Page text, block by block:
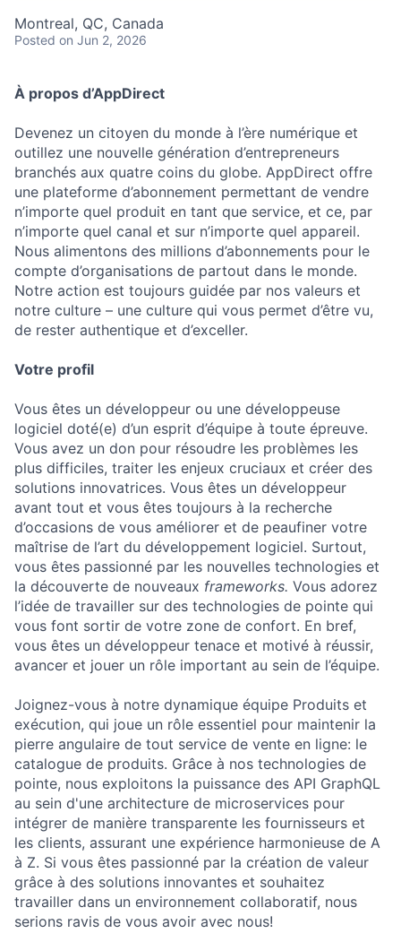
Montreal, QC, Canada
Posted on Jun 2, 2026
À propos d’AppDirect
Devenez un citoyen du monde à l’ère numérique et
outillez une nouvelle génération d’entrepreneurs
branchés aux quatre coins du globe. AppDirect offre
une plateforme d’abonnement permettant de vendre
n’importe quel produit en tant que service, et ce, par
n’importe quel canal et sur n’importe quel appareil.
Nous alimentons des millions d’abonnements pour le
compte d’organisations de partout dans le monde.
Notre action est toujours guidée par nos valeurs et
notre culture – une culture qui vous permet d’être vu,
de rester authentique et d’exceller.
Votre profil
Vous êtes un développeur ou une développeuse
logiciel doté(e) d’un esprit d’équipe à toute épreuve.
Vous avez un don pour résoudre les problèmes les
plus difficiles, traiter les enjeux cruciaux et créer des
solutions innovatrices. Vous êtes un développeur
avant tout et vous êtes toujours à la recherche
d’occasions de vous améliorer et de peaufiner votre
maîtrise de l’art du développement logiciel. Surtout,
vous êtes passionné par les nouvelles technologies et
la découverte de nouveaux frameworks. Vous adorez
l’idée de travailler sur des technologies de pointe qui
vous font sortir de votre zone de confort. En bref,
vous êtes un développeur tenace et motivé à réussir,
avancer et jouer un rôle important au sein de l’équipe.
Joignez-vous à notre dynamique équipe Produits et
exécution, qui joue un rôle essentiel pour maintenir la
pierre angulaire de tout service de vente en ligne: le
catalogue de produits. Grâce à nos technologies de
pointe, nous exploitons la puissance des API GraphQL
au sein d'une architecture de microservices pour
intégrer de manière transparente les fournisseurs et
les clients, assurant une expérience harmonieuse de A
à Z. Si vous êtes passionné par la création de valeur
grâce à des solutions innovantes et souhaitez
travailler dans un environnement collaboratif, nous
serions ravis de vous avoir avec nous!